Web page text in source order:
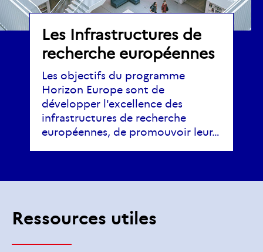
Les Infrastructures de
recherche européennes
Les objectifs du programme
Horizon Europe sont de
développer l'excellence des
infrastructures de recherche
européennes, de promouvoir leur…
Ressources utiles